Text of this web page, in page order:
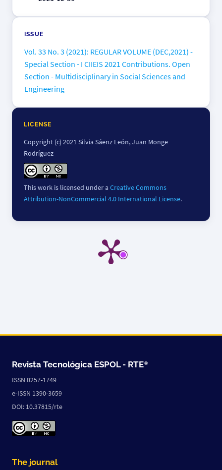
ISSUE
Vol. 33 No. 3 (2021): REGULAR VOLUME (DEC,2021) -
Special Section - I CIIEIS 2021 Contributions. Open
Section - Multidisciplinary in Social Sciences and
Engineering
LICENSE
Copyright (c) 2021 Silvia Sáenz León, Juan Monge
Rodríguez
This work is licensed under a Creative Commons
Attribution-NonCommercial 4.0 International License.
Revista Tecnológica ESPOL - RTE®
ISSN 0257-1749
e-ISSN 1390-3659
DOI: 10.37815/rte
The journal